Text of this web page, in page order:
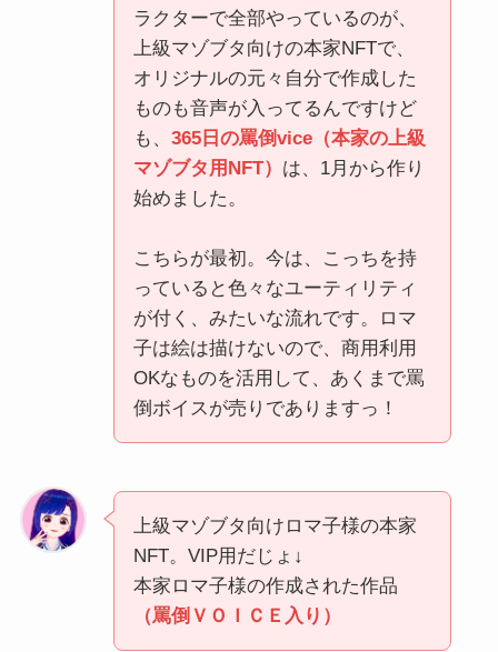
ラクターで全部やっているのが、
上級マゾブタ向けの本家NFTで、
オリジナルの元々自分で作成した
ものも音声が入ってるんですけど
も、 365日の罵倒vice（本家の上級
マゾブタ用NFT） は、1月から作り
始めました。
こちらが最初。今は、こっちを持
っていると色々なユーティリティ
が付く、みたいな流れです。ロマ
子は絵は描けないので、商用利用
OKなものを活用して、あくまで罵
倒ボイスが売りでありますっ！
上級マゾブタ向けロマ子様の本家
NFT。VIP用だじょ↓
本家ロマ子様の作成された作品
（罵倒ＶＯＩＣＥ入り）